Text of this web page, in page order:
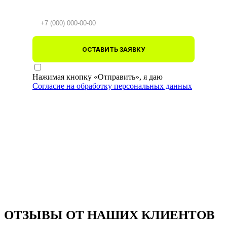
ОСТАВИТЬ ЗАЯВКУ
Нажимая кнопку «Отправить», я даю
Согласие на обработку персональных данных
ОТЗЫВЫ ОТ НАШИХ КЛИЕНТОВ